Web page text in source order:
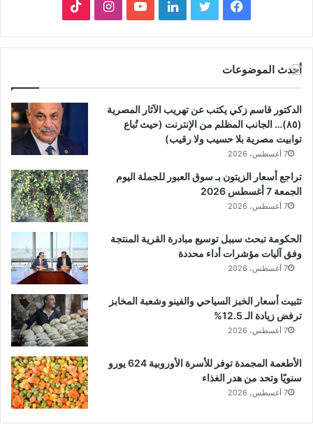
ي
ب
و
ك
و
ت
ر
ي
ك
د
إ
ن
و
ي
و
ن
ت
T
k
T
o
k
أحدث الموضوعات
الدكتور قاسم زكي يكتب عن تهريب الآثار المصرية
(٨٥)… الجانب المظلم من الإنترنت (حيث تُباع
توابيت مصرية بلا حسيب ولا رقيب)
7 أغسطس، 2026
تراجع أسعار الزيتون بـ سوق العبور للجملة اليوم
الجمعة 7 أغسطس 2026
7 أغسطس، 2026
الحكومة تبحث سببل توسيع مبادرة القرية المنتجة
وفق آليات مؤشرات أداء محددة
7 أغسطس، 2026
تثبيت أسعار الخبز السياحي والفينو وشعبة المخابز
ترفض زيادة الـ 12.5%
7 أغسطس، 2026
الأطعمة المجمدة توفر للأسرة الأوروبية 624 يورو
سنويًا وتحد من هدر الغذاء
7 أغسطس، 2026